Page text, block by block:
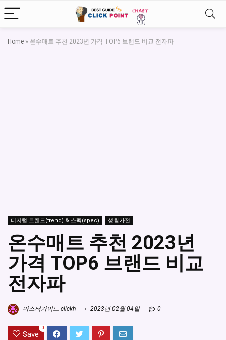
Home » 온수매트 추천 2023년 가격 TOP6 브랜드 비교 전자파
디지털 트렌드(trend) & 스펙(spec) 생활가전
온수매트 추천 2023년
가격 TOP6 브랜드 비교
전자파
마스터가이드 clickh 2023년 02월 04일 0
Save
0